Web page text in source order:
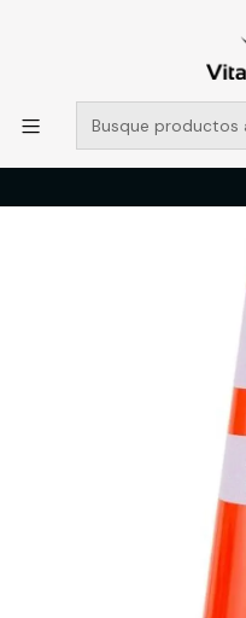
POR SISTEMA FRONTAL
MUCHAS GRACIAS +569
CONO NARANJO